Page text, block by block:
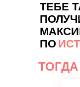
ТОГДА
ТЕБЕ
ПО